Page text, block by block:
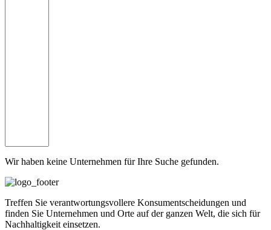
Wir haben keine Unternehmen für Ihre Suche gefunden.
Treffen Sie verantwortungsvollere Konsumentscheidungen und
finden Sie Unternehmen und Orte auf der ganzen Welt, die sich für
Nachhaltigkeit einsetzen.